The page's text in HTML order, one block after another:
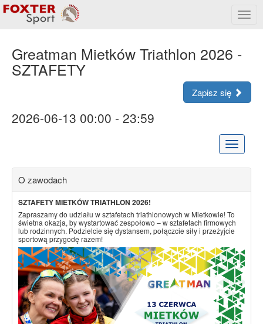
menu
Greatman Mietków Triathlon 2026 -
SZTAFETY
Zapisz się
2026-06-13 00:00 - 23:59
Rozwiń
menu
O zawodach
SZTAFETY MIETKÓW TRIATHLON 2026!
Zapraszamy do udziału w sztafetach triathlonowych w Mietkowie! To
świetna okazja, by wystartować zespołowo – w sztafetach firmowych
lub rodzinnych. Podzielcie się dystansem, połączcie siły i przeżyjcie
sportową przygodę razem!